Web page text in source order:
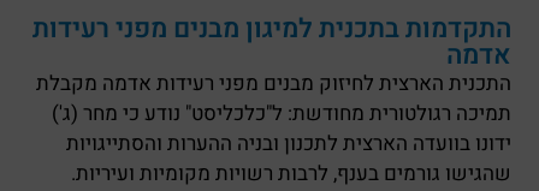
התקדמות בתכנית למיגון מבנים מפני רעידות
אדמה
התכנית הארצית לחיזוק מבנים מפני רעידות אדמה מקבלת
תמיכה רגולטורית מחודשת: ל"כלכליסט" נודע כי מחר (ג')
ידונו בוועדה הארצית לתכנון ובניה ההערות והסתייגויות
שהגישו גורמים בענף, לרבות רשויות מקומיות ועיריות.